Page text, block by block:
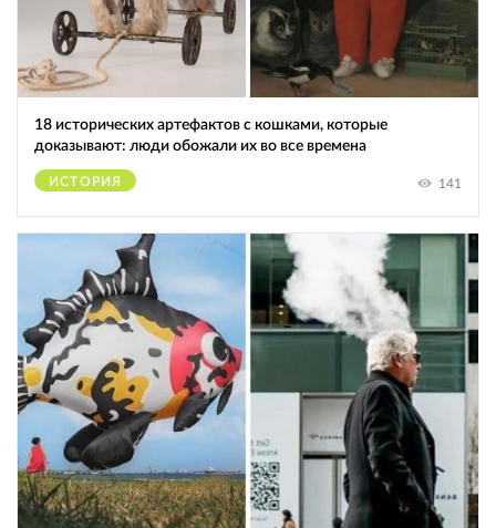
18 исторических артефактов с кошками, которые
доказывают: люди обожали их во все времена
ИСТОРИЯ 141